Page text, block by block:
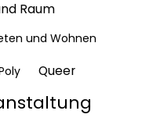
Raum
und Wohnen
Queer